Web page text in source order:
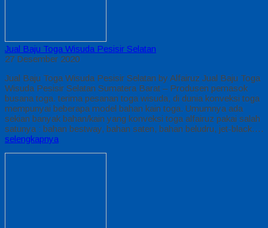
Jual Baju Toga Wisuda Pesisir Selatan
27 Desember 2020
Jual Baju Toga Wisuda Pesisir Selatan by Alfairuz Jual Baju Toga
Wisuda Pesisir Selatan Sumatera Barat – Produsen pemasok
busana toga. terima pesanan toga wisuda, di dunia konveksi toga
mempunyai beberapa model bahan kain toga. Umumnya ada
sekian banyak bahan/kain yang konveksi toga alfairuz pakai salah
satunya : bahan bestway, bahan saten, bahan beludru, jet-black….
selengkapnya